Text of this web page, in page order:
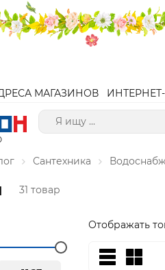
МАГАЗИНОВ
Сантехника
31 товар
Отображать